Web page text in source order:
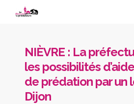
NIÈVRE : La
les possibilités
de prédation par un
Dijon